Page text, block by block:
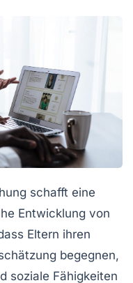
schafft eine
Entwicklung von
Eltern ihren
begegnen,
soziale Fähigkeiten